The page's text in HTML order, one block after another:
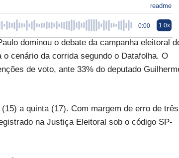
readme
0:00 1.0x
dominou o debate da campanha eleitoral
cenário da corrida segundo o Datafolha. O
de voto, ante 33% do deputado
a quinta (17). Com margem de erro de três
na Justiça Eleitoral sob o código SP-